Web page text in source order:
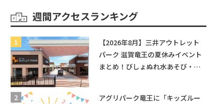
週間アクセスランキング
【2026年8月】三井アウトレット
パーク 滋賀竜王の夏休みイベント
まとめ！びしょぬれ水あそび・激
アグリパーク竜王に「キッズルー